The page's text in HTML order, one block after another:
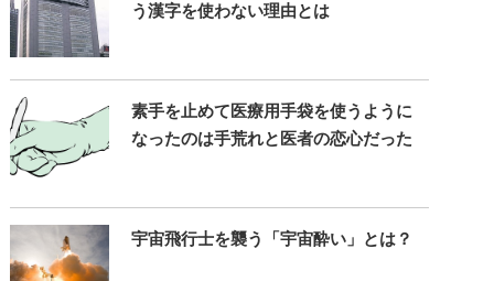
う漢字を使わない理由とは
素手を止めて医療用手袋を使うように
なったのは手荒れと医者の恋心だった
宇宙飛行士を襲う「宇宙酔い」とは？